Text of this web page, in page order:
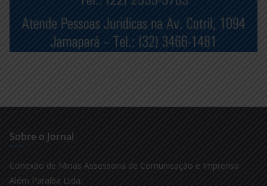
Sobre o Jornal
Conexão de Minas Assessoria de Comunicação e Imprensa
Além Paraíba Ltda.